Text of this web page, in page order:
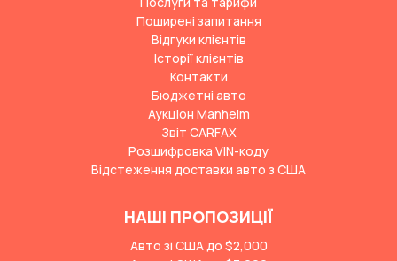
Поширені запитання
Відгуки клієнтів
Історії клієнтів
Контакти
Бюджетні авто
Аукціон Manheim
Звіт CARFAX
Розшифровка VIN-коду
Відстеження доставки авто з США
НАШІ ПРОПОЗИЦІЇ
Авто зі США до $2,000